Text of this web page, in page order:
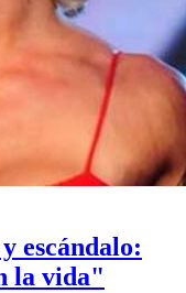
escándalo:
la vida"